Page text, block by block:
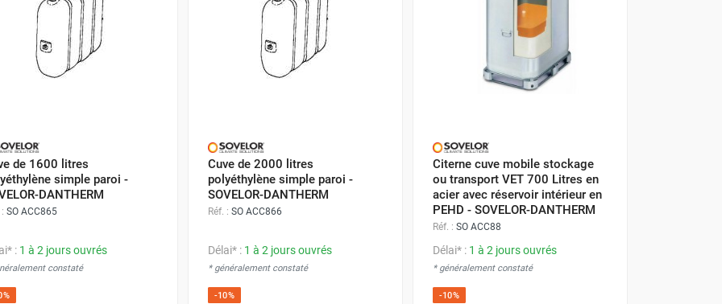
de 1600 litres
simple paroi -
DANTHERM
SO ACC865
: 1 à 2 jours ouvrés
constaté
Cuve de 2000 litres
polyéthylène simple paroi -
SOVELOR-DANTHERM
Réf. : SO ACC866
Délai* : 1 à 2 jours ouvrés
* généralement constaté
-10%
Citerne cuve mobile stockage
ou transport VET 700 Litres en
acier avec réservoir intérieur en
PEHD - SOVELOR-DANTHERM
Réf. : SO ACC88
Délai* : 1 à 2 jours ouvrés
* généralement constaté
-10%